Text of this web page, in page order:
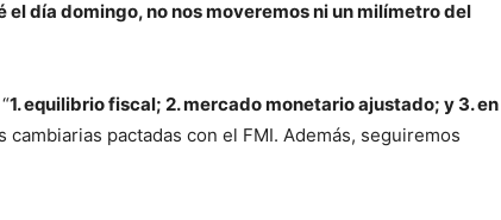
el día domingo, no nos moveremos ni un milímetro del
1. equilibrio fiscal; 2. mercado monetario ajustado; y 3. en
cambiarias pactadas con el FMI. Además, seguiremos